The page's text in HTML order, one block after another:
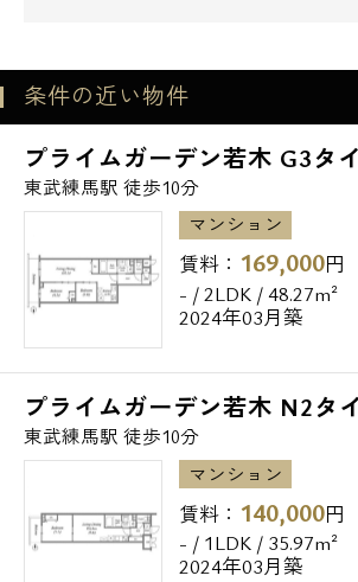
条件の近い物件
プライムガーデン若木 G3タ
東武練馬駅 徒歩10分
マンション
賃料： 169,000円
- / 2LDK / 48.27m²
2024年03月築
プライムガーデン若木 N2タ
東武練馬駅 徒歩10分
マンション
賃料： 140,000円
- / 1LDK / 35.97m²
2024年03月築